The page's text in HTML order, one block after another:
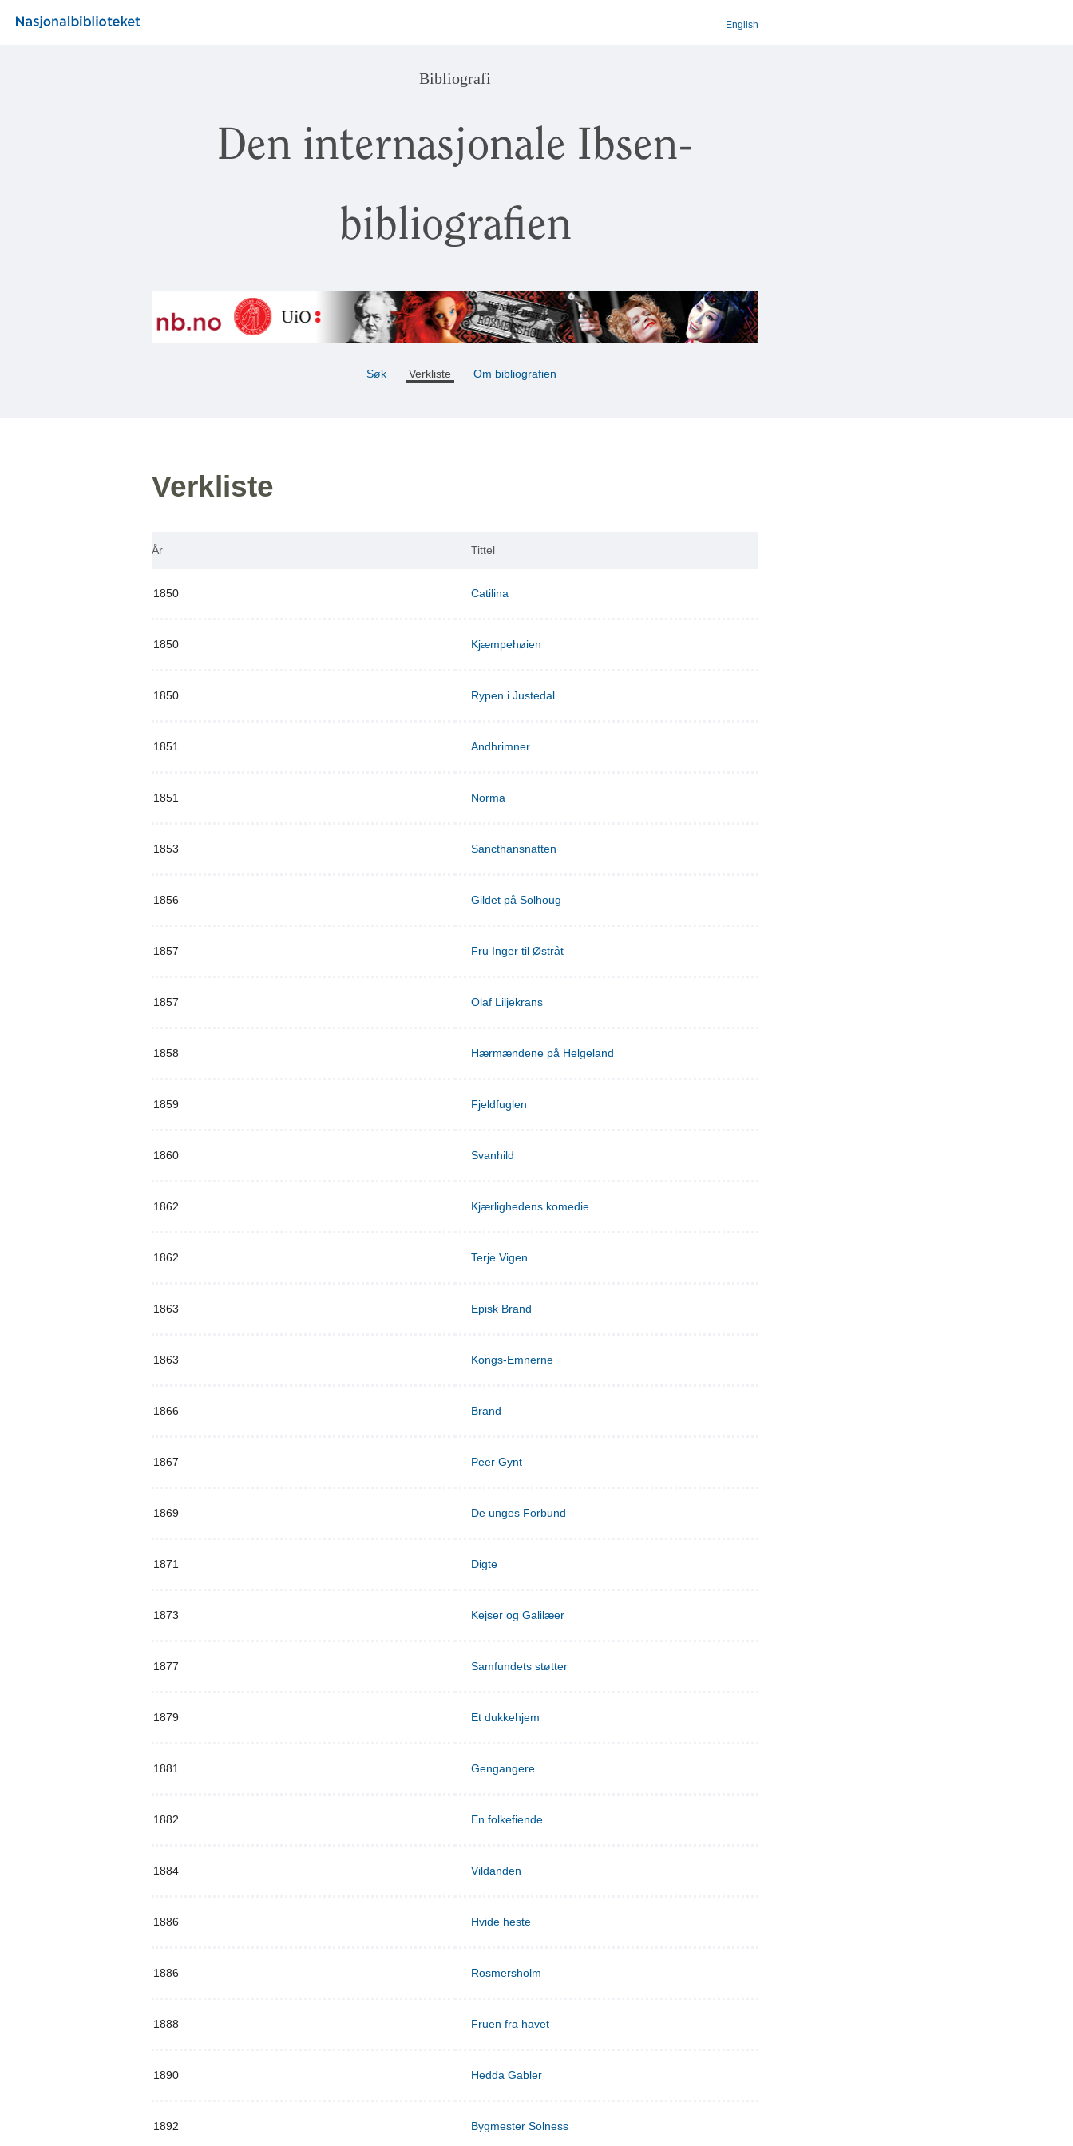
English
Bibliografi
Den internasjonale Ibsen-
bibliografien
Søk Verkliste Om bibliografien
Verkliste
År Tittel
1850 Catilina
1850 Kjæmpehøien
1850 Rypen i Justedal
1851 Andhrimner
1851 Norma
1853 Sancthansnatten
1856 Gildet på Solhoug
1857 Fru Inger til Østråt
1857 Olaf Liljekrans
1858 Hærmændene på Helgeland
1859 Fjeldfuglen
1860 Svanhild
1862 Kjærlighedens komedie
1862 Terje Vigen
1863 Episk Brand
1863 Kongs-Emnerne
1866 Brand
1867 Peer Gynt
1869 De unges Forbund
1871 Digte
1873 Kejser og Galilæer
1877 Samfundets støtter
1879 Et dukkehjem
1881 Gengangere
1882 En folkefiende
1884 Vildanden
1886 Hvide heste
1886 Rosmersholm
1888 Fruen fra havet
1890 Hedda Gabler
1892 Bygmester Solness